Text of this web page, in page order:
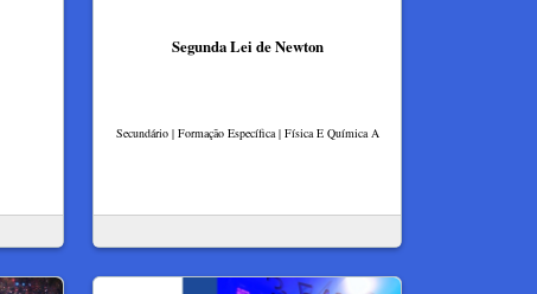
Segunda Lei de Newton
Secundário | Formação Específica | Física E Química A